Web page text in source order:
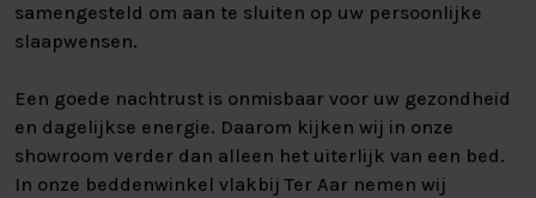
samengesteld om aan te sluiten op uw persoonlijke
slaapwensen.
Een goede nachtrust is onmisbaar voor uw gezondheid
en dagelijkse energie. Daarom kijken wij in onze
showroom verder dan alleen het uiterlijk van een bed.
In onze beddenwinkel vlakbij Ter Aar nemen wij